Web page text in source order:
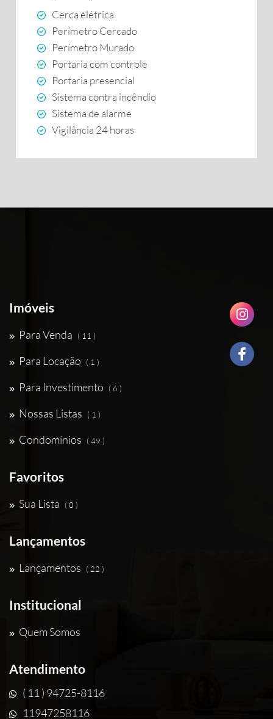
Cerca elétrica
Perímetro Cercado
Perímetro Murado
Portaria com controle
Portaria presencial
Sistema contra incêndio
Sistema de alarme
Vigilância 24 horas
Imóveis
Para Venda ( 11 )
Para Locação ( 1 )
Para Investimento ( 6 )
Nossas Listas ( 1 )
Condomínios ( 49 )
Favoritos
Sua Lista ( 0 )
Lançamentos
Lançamentos ( 22 )
Institucional
Quem Somos
Atendimento
( 11 ) 94725-8116
11947258116